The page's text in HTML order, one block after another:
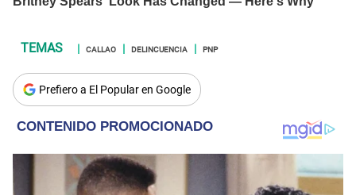
CALLAO DELINCUENCIA PNP
Prefiero a El Popular en Google